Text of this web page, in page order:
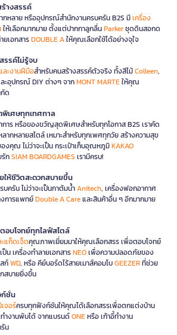
ร้างสรรค์
หลาย หรืออุปกรณ์สำนักงานครบครัน B2S มีเครื่อง
ให้เลือกมากมาย ตั้งแต่ปากกาลูกลื่นParkerชุดดินสอกด
ยเอกสารDOUBLE Aให้คุณเลือกใช้ได้อย่างจุใจ
รรค์ไม่รู้จบ
ละงานฝีมือสำหรับคนสร้างสรรค์ตัวจริง ทั้งสีไม้Colleen,
ะอุปกรณ์ DIY ต่างๆ จากMONT MARTEให้คุณ
ด
เศษทุกเทศกาล
าร หรือของขวัญสุดพิเศษสำหรับทุกโอกาส B2S เราคัด
ลากหลายสไตล์ เหมาะสำหรับทุกเพศทุกวัย สร้างความสุข
งคุณ ไม่ว่าจะเป็น กระเป๋าเก็บอุณหภูมิKAKAO
กSIAM BOARDGAMES เรามีครบ!
ให้ชีวิตสะดวกสบายขึ้น
บครัน ไม่ว่าจะเป็นกาต้มน้ำAnitech, เครื่องฟอกอากาศ
การแพทย์Double A Careและสินค้าอื่น ๆ อีกมากมาย
อบโจทย์ทุกไลฟ์สไตล์
แก็ดเจ็ตคุณภาพเยี่ยมมาให้คุณเลือกสรร เพื่อตอบโจทย์
น เครื่องทำลายเอกสารNEOเพื่อความปลอดภัยของ
ก์WD, หรือ คีย์บอร์ดไร้สายเมาส์คอมโบGEEZERที่ช่วย
สบายยิ่งขึ้น
ก์ชั่น
จอร์ครบทุกฟังก์ชันให้คุณได้เลือกสรรเพื่อตกแต่งบ้าน
ทำงานพับได้ จากแบรนด์ONEหรือ เก้าอี้ทำงาน
น